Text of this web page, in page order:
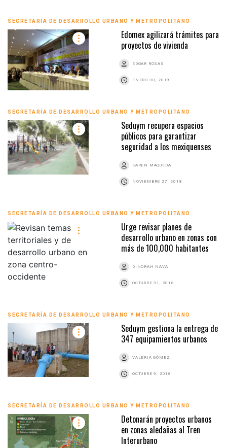
SECRETARÍA DE DESARROLLO URBANO Y METROPOLITANO
Edomex agilizará trámites para
proyectos de vivienda
EDGAR ROSAS
ENERO 30, 2019
SECRETARÍA DE DESARROLLO URBANO Y METROPOLITANO
Seduym recupera espacios
públicos para garantizar
seguridad a los mexiquenses
KAREN MAQUEDA
NOVIEMBRE 27, 2018
SECRETARÍA DE DESARROLLO URBANO Y METROPOLITANO
Urge revisar planes de
desarrollo urbano en zonas con
más de 100,000 habitantes
DINORAH NAVA
OCTUBRE 31, 2018
SECRETARÍA DE DESARROLLO URBANO Y METROPOLITANO
Seduym gestiona la entrega de
347 equipamientos urbanos
VALERIA GÓMEZ
OCTUBRE 9, 2018
SECRETARÍA DE DESARROLLO URBANO Y METROPOLITANO
Detonarán proyectos urbanos
en zonas aledañas al Tren
Interurbano